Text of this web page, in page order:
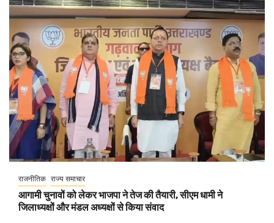
राजनीतिक राज्य समाचार
आगामी चुनावों को लेकर भाजपा ने तेज की तैयारी, सीएम धामी ने
जिलाध्यक्षों और मंडल अध्यक्षों से किया संवाद